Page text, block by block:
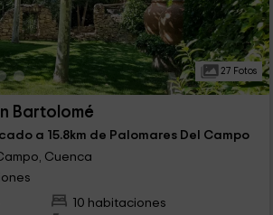
27 Fotos
Bartolomé
a 15.8km de Palomares Del Campo
Cuenca
10 habitaciones